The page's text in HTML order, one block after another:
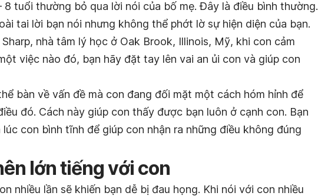
8 tuổi thường bỏ qua lời nói của bố mẹ. Đây là điều bình thường.
tai lời bạn nói nhưng không thể phớt lờ sự hiện diện của bạn.
nhà tâm lý học ở Oak Brook, Illinois, Mỹ, khi con cảm
việc nào đó, bạn hãy đặt tay lên vai an ủi con và giúp con
bàn về vấn đề mà con đang đối mặt một cách hóm hỉnh để
đó. Cách này giúp con thấy được bạn luôn ở cạnh con. Bạn
lúc con bình tĩnh để giúp con nhận ra những điều không đúng
lớn tiếng với con
nhiều lần sẽ khiến bạn dễ bị đau họng. Khi nói với con nhiều